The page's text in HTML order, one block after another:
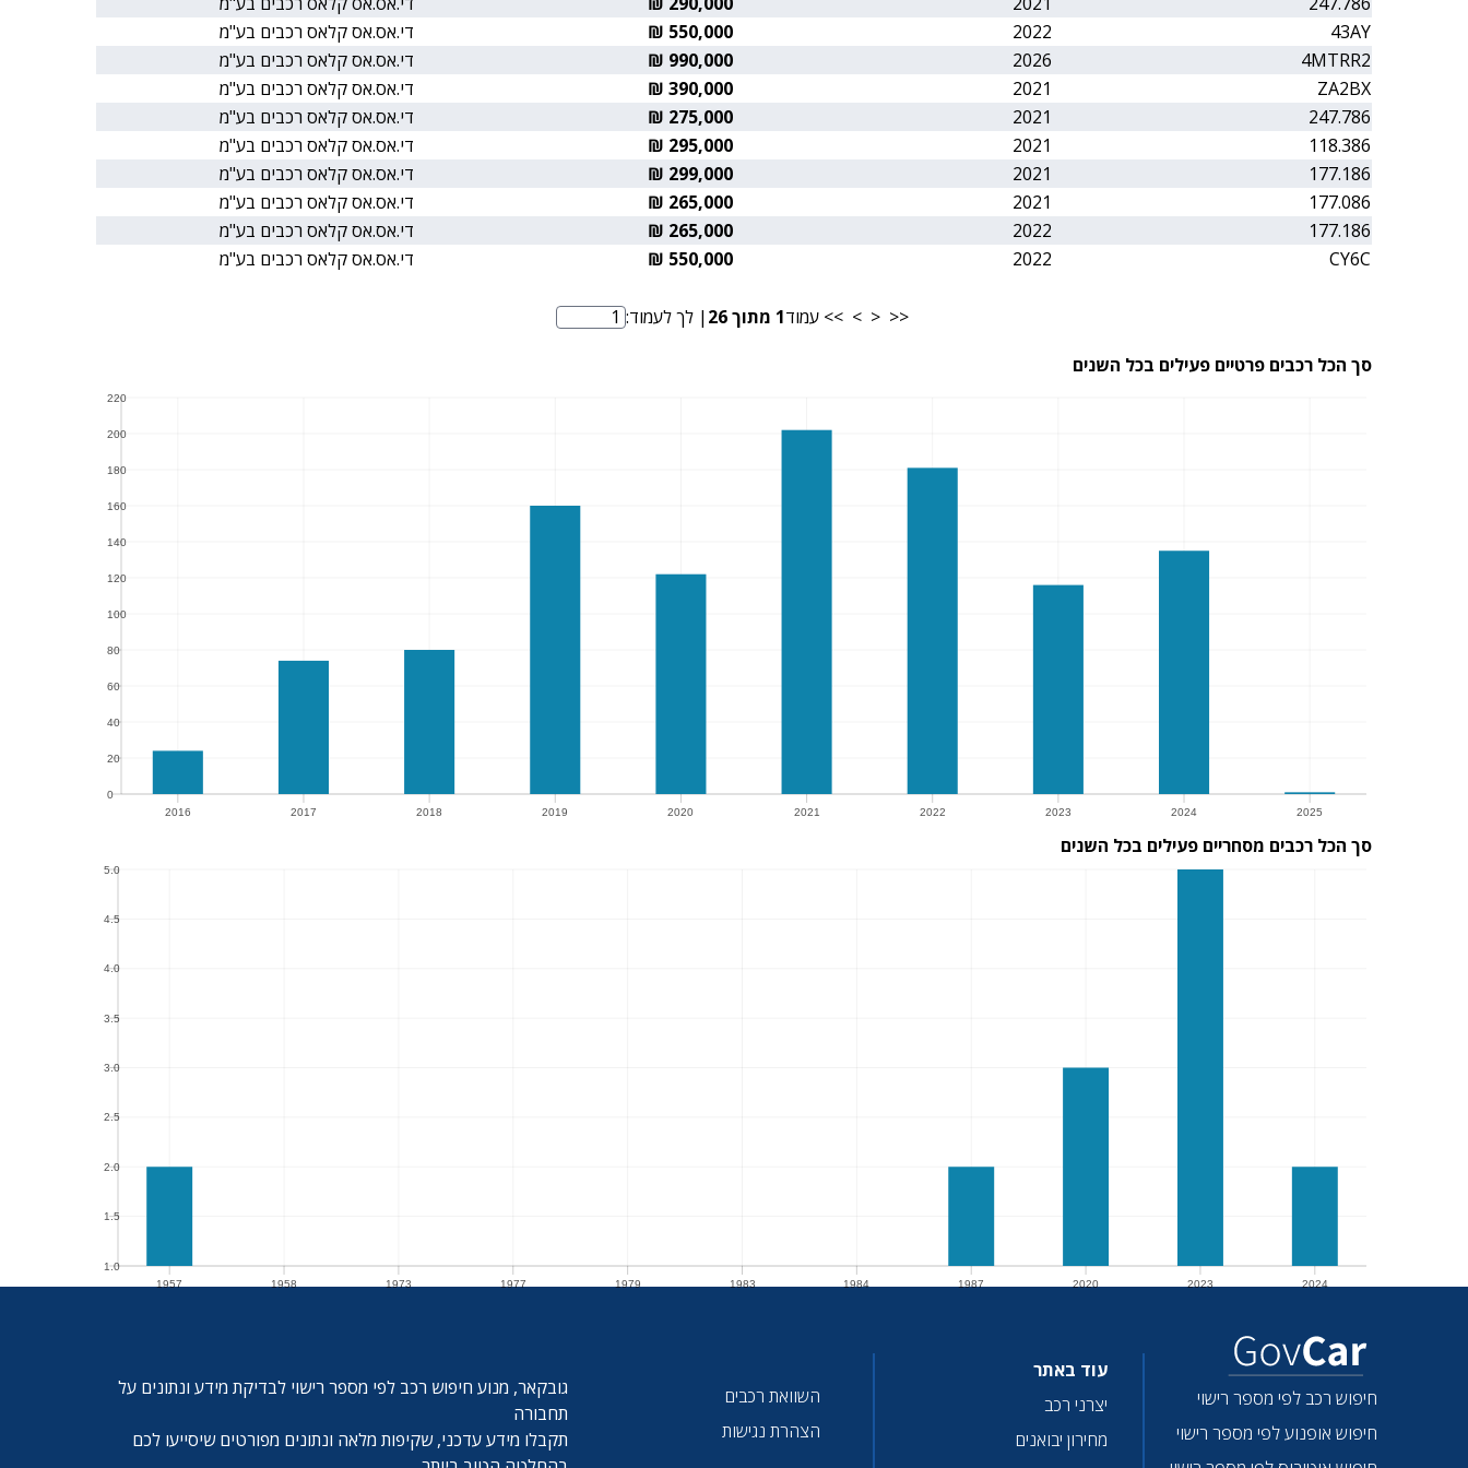
43AY
2022
550,000 ₪
די.אס.אס קלאס רכבים בע"מ
4MTRR2
2026
990,000 ₪
די.אס.אס קלאס רכבים בע"מ
ZA2BX
2021
390,000 ₪
די.אס.אס קלאס רכבים בע"מ
247.786
2021
275,000 ₪
די.אס.אס קלאס רכבים בע"מ
118.386
2021
295,000 ₪
די.אס.אס קלאס רכבים בע"מ
177.186
2021
299,000 ₪
די.אס.אס קלאס רכבים בע"מ
177.086
2021
265,000 ₪
די.אס.אס קלאס רכבים בע"מ
177.186
2022
265,000 ₪
די.אס.אס קלאס רכבים בע"מ
CY6C
2022
550,000 ₪ די.אס.אס קלאס רכבים בע"מ
<<
<
>
>> עמוד1 מתוך 26 מספר עמוד
| לך לעמוד:
סך הכל רכבים פרטיים פעילים בכל השנים
2016 2017 2018 2019 2020 2021 2022 2023 2024 2025
2023 2024 2025
0
20
40
60
80
100
120
140
160
180
200
220
סך הכל רכבים מסחריים פעילים בכל השנים
1957 1958 1973 1977 1979 1983 1984 1987 2020 2023 2024
1.0
1.5
2.0
2.5
3.0
3.5
4.0
4.5
5.0
חיפוש רכב לפי מספר רישוי
חיפוש אופנוע לפי מספר רישוי
עוד באתר
יצרני רכב
מחירון יבואנים
השוואת רכבים
הצהרת נגישות
גובקאר, מנוע חיפוש רכב לפי מספר רישוי לבדיקת מידע ונתונים על
תחבורה
תקבלו מידע עדכני, שקיפות מלאה ונתונים מפורטים שיסייעו לכם